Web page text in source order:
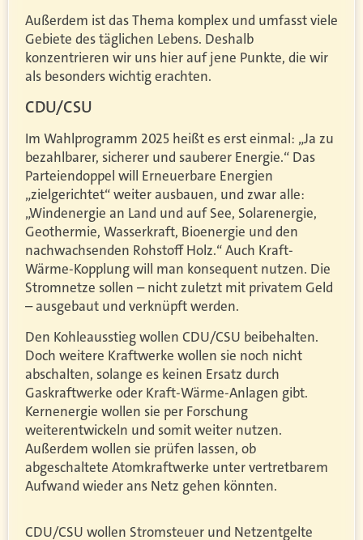
Außerdem ist das Thema komplex und umfasst viele
Gebiete des täglichen Lebens. Deshalb
konzentrieren wir uns hier auf jene Punkte, die wir
als besonders wichtig erachten.
CDU/CSU
Im Wahlprogramm 2025 heißt es erst einmal: „Ja zu
bezahlbarer, sicherer und sauberer Energie.“ Das
Parteiendoppel will Erneuerbare Energien
„zielgerichtet“ weiter ausbauen, und zwar alle:
„Windenergie an Land und auf See, Solarenergie,
Geothermie, Wasserkraft, Bioenergie und den
nachwachsenden Rohstoff Holz.“ Auch Kraft-
Wärme-Kopplung will man konsequent nutzen. Die
Stromnetze sollen – nicht zuletzt mit privatem Geld
– ausgebaut und verknüpft werden.
Den Kohleausstieg wollen CDU/CSU beibehalten.
Doch weitere Kraftwerke wollen sie noch nicht
abschalten, solange es keinen Ersatz durch
Gaskraftwerke oder Kraft-Wärme-Anlagen gibt.
Kernenergie wollen sie per Forschung
weiterentwickeln und somit weiter nutzen.
Außerdem wollen sie prüfen lassen, ob
abgeschaltete Atomkraftwerke unter vertretbarem
Aufwand wieder ans Netz gehen könnten.
CDU/CSU wollen Stromsteuer und Netzentgelte